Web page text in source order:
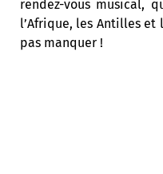
rendez-vous musical,
l’Afrique, les Antilles et
pas manquer !